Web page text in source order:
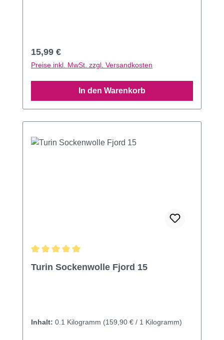
Regulärer Preis:
15,99 €
Preise inkl. MwSt. zzgl. Versandkosten
In den Warenkorb
Turin Sockenwolle Fjord 15
Inhalt: 0.1 Kilogramm (159,90 € / 1 Kilogramm)